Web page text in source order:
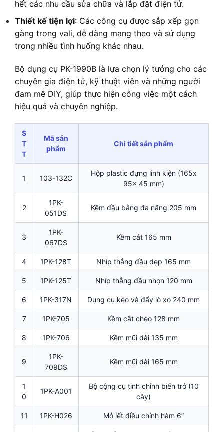
hết các nhu cầu sửa chữa và lắp đặt điện tử.
Thiết kế tiện lợi: Các công cụ được sắp xếp gọn
gàng trong vali, dễ dàng mang theo và sử dụng
trong nhiều tình huống khác nhau.
Bộ dụng cụ PK-1990B là lựa chọn lý tưởng cho các
chuyên gia điện tử, kỹ thuật viên và những người
đam mê DIY, giúp thực hiện công việc một cách
hiệu quả và chuyên nghiệp.
S
T
T
Mã sản
phẩm
Chi tiết sản phẩm
1 103-132C
Hộp plastic đựng linh kiện (165x
95x 45 mm)
2
1PK-
051DS
Kềm đầu bằng đa năng 205 mm
3
1PK-
067DS
Kềm cắt 165 mm
4 1PK-128T Nhíp thẳng đầu dẹp 165 mm
5 1PK-125T Nhíp thẳng đầu nhọn 120 mm
6 1PK-317N Dụng cụ kéo và đẩy lò xo 240 mm
7 1PK-705 Kềm cắt chéo 128 mm
8 1PK-706 Kềm mũi dài 135 mm
9
1PK-
709DS
Kềm mũi dài 165 mm
1
0
1PK-A001
Bộ cộng cụ tinh chỉnh biến trở (10
cây)
11 1PK-H026 Mỏ lết điều chỉnh hàm 6”